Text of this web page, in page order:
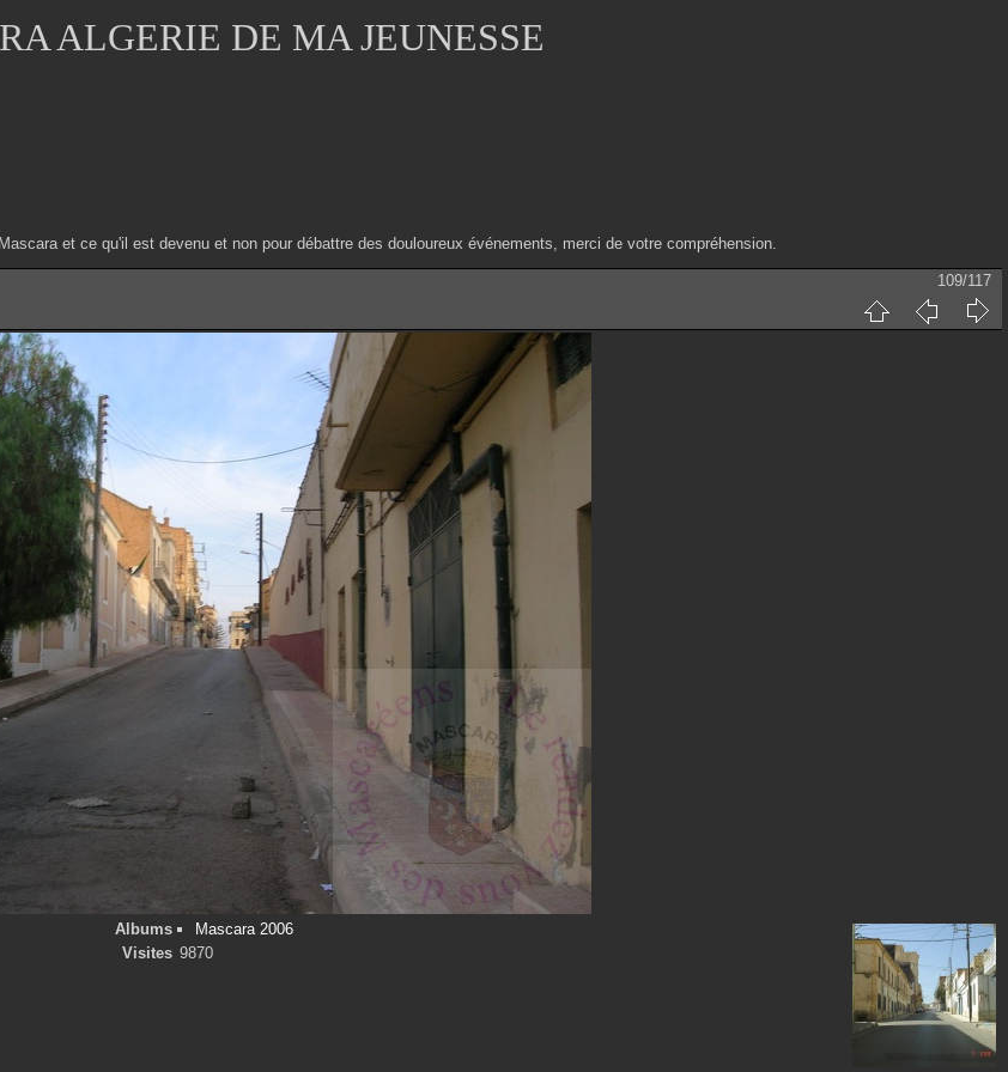
ALGERIE DE MA JEUNESSE
et ce qu'il est devenu et non pour débattre des douloureux événements, merci de votre compréhension.
109/117
Albums
Mascara 2006
Visites 9870